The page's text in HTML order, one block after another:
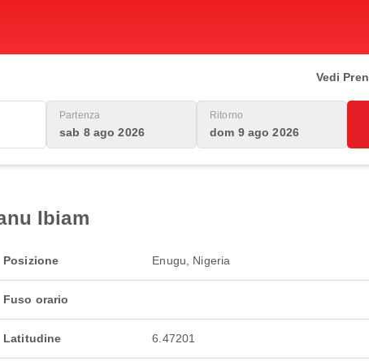
Vedi
Partenza
sab 8 ago 2026
Ritorno
dom 9 ago 2026
Ibiam
Posizione Enugu, Nigeria
Fuso orario
Latitudine 6.47201